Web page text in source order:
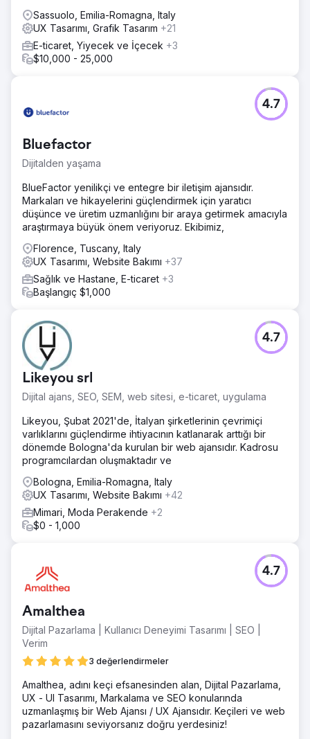
Sassuolo, Emilia-Romagna, Italy
UX Tasarımı, Grafik Tasarım +21
E-ticaret, Yiyecek ve İçecek +3
$10,000 - 25,000
Bluefactor
Dijitalden yaşama
4.7
BlueFactor yenilikçi ve entegre bir iletişim ajansıdır.
Markaları ve hikayelerini güçlendirmek için yaratıcı
düşünce ve üretim uzmanlığını bir araya getirmek amacıyla
araştırmaya büyük önem veriyoruz. Ekibimiz,
Florence, Tuscany, Italy
UX Tasarımı, Website Bakımı +37
Sağlık ve Hastane, E-ticaret +3
Başlangıç $1,000
Likeyou srl
Dijital ajans, SEO, SEM, web sitesi, e-ticaret, uygulama
4.7
Likeyou, Şubat 2021'de, İtalyan şirketlerinin çevrimiçi
varlıklarını güçlendirme ihtiyacının katlanarak arttığı bir
dönemde Bologna'da kurulan bir web ajansıdır. Kadrosu
programcılardan oluşmaktadır ve
Bologna, Emilia-Romagna, Italy
UX Tasarımı, Website Bakımı +42
Mimari, Moda Perakende +2
$0 - 1,000
Amalthea
Dijital Pazarlama | Kullanıcı Deneyimi Tasarımı | SEO |
Verim
3 değerlendirmeler
4.7
Amalthea, adını keçi efsanesinden alan, Dijital Pazarlama,
UX - UI Tasarımı, Markalama ve SEO konularında
uzmanlaşmış bir Web Ajansı / UX Ajansıdır. Keçileri ve web
pazarlamasını seviyorsanız doğru yerdesiniz!